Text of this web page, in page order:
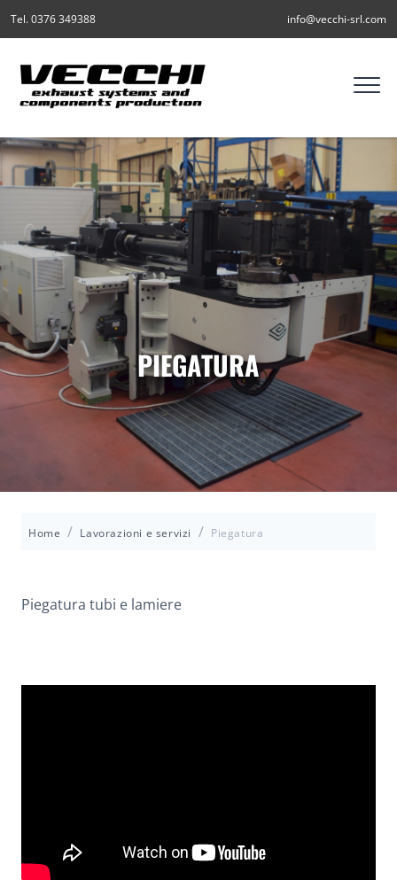
Tel. 0376 349388 info@vecchi-srl.com
PIEGATURA
Home / Lavorazioni e servizi / Piegatura
Piegatura tubi e lamiere